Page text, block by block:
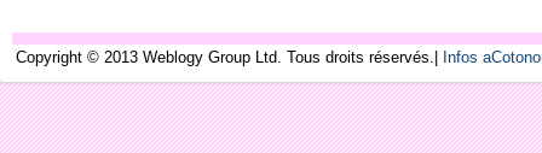
Copyright © 2013 Weblogy Group Ltd. Tous droits réservés.| Infos